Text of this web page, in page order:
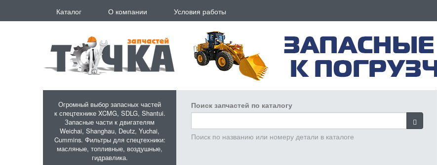
Каталог О компании Условия работы
Огромный выбор запасных частей
к спецтехнике XCMG, SDLG, Shantui.
Запасные части к двигателям
Weichai, Shanghau, Deutz, Yuchai,
Cummins. Фильтры для спецтехники:
масляные, топливные, воздушные,
гидравлика.
Поиск запчастей по каталогу
Поиск по названию или номеру детали в каталоге